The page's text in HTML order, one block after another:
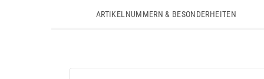
ARTIKELNUMMERN & BESONDERHEITEN